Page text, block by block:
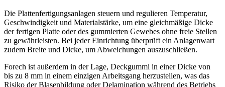
Die Plattenfertigungsanlagen steuern und regulieren Temperatur,
Geschwindigkeit und Materialstärke, um eine gleichmäßige Dicke
der fertigen Platte oder des gummierten Gewebes ohne freie Stellen
zu gewährleisten. Bei jeder Einrichtung überprüft ein Anlagenwart
zudem Breite und Dicke, um Abweichungen auszuschließen.
Forech ist außerdem in der Lage, Deckgummi in einer Dicke von
bis zu 8 mm in einem einzigen Arbeitsgang herzustellen, was das
Risiko der Blasenbildung oder Delamination während des Betriebs